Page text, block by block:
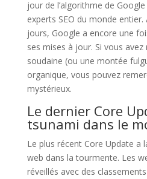
jour de l’algorithme de
experts SEO du monde
jours, Google a encore une
ses mises à jour. Si vous
soudaine (ou une montée
organique, vous pouvez
mystérieux.
Le dernier Core
tsunami dans le
Le plus récent Core Update a
web dans la tourmente. Les
réveillés avec des